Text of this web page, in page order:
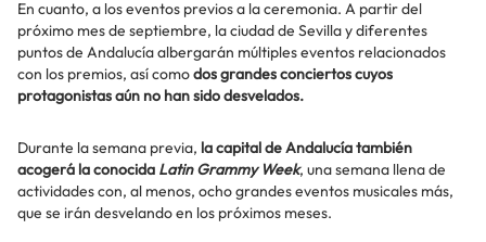
En cuanto, a los eventos previos a la ceremonia. A partir del
próximo mes de septiembre, la ciudad de Sevilla y diferentes
puntos de Andalucía albergarán múltiples eventos relacionados
con los premios, así comodos grandes conciertos cuyos
protagonistas aún no han sido desvelados.
Durante la semana previa, la capital de Andalucía también
acogerá la conocida Latin Grammy Week, una semana llena de
actividades con, al menos, ocho grandes eventos musicales más,
que se irán desvelando en los próximos meses.